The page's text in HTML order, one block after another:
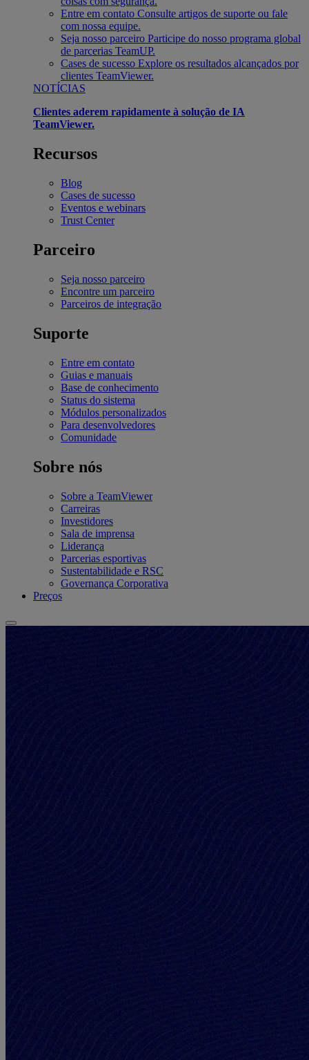
Entre em contato Consulte artigos de suporte ou fale
com nossa equipe.
Seja nosso parceiro Participe do nosso programa global
de parcerias TeamUP.
Cases de sucesso Explore os resultados alcançados por
clientes TeamViewer.
NOTÍCIAS
Clientes aderem rapidamente à solução de IA
TeamViewer.
Recursos
Blog
Cases de sucesso
Eventos e webinars
Trust Center
Parceiro
Seja nosso parceiro
Encontre um parceiro
Parceiros de integração
Suporte
Entre em contato
Guias e manuais
Base de conhecimento
Status do sistema
Módulos personalizados
Para desenvolvedores
Comunidade
Sobre nós
Sobre a TeamViewer
Carreiras
Investidores
Sala de imprensa
Liderança
Parcerias esportivas
Sustentabilidade e RSC
Governança Corporativa
Preços